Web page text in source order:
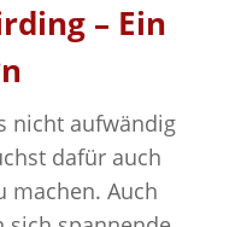
– Ein
nicht aufwändig
dafür auch
machen. Auch